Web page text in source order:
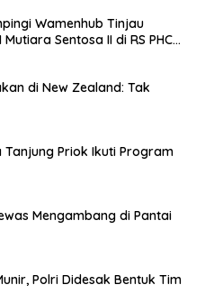
Wamenhub Tinjau
Sentosa II di RS PHC
di New Zealand: Tak
Priok Ikuti Program
Mengambang di Pantai
Polri Didesak Bentuk Tim